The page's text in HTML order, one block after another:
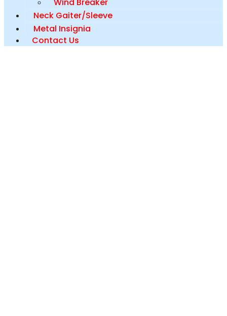
Neck Gaiter/Sleeve
Metal Insignia
Contact Us